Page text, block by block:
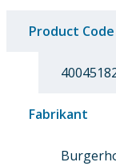
Product Code
Fabrikant